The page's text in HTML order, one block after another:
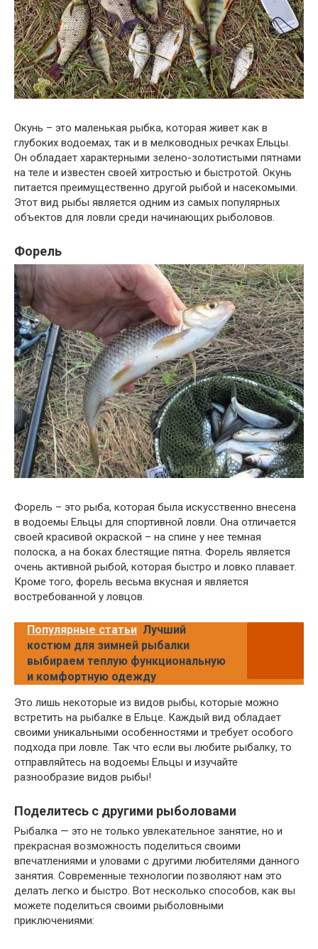
Окунь – это маленькая рыбка, которая живет как в
глубоких водоемах, так и в мелководных речках Ельцы.
Он обладает характерными зелено-золотистыми пятнами
на теле и известен своей хитростью и быстротой. Окунь
питается преимущественно другой рыбой и насекомыми.
Этот вид рыбы является одним из самых популярных
объектов для ловли среди начинающих рыболовов.
Форель
Форель – это рыба, которая была искусственно внесена
в водоемы Ельцы для спортивной ловли. Она отличается
своей красивой окраской – на спине у нее темная
полоска, а на боках блестящие пятна. Форель является
очень активной рыбой, которая быстро и ловко плавает.
Кроме того, форель весьма вкусная и является
востребованной у ловцов.
Популярные статьи Лучший
костюм для зимней рыбалки
выбираем теплую функциональную
и комфортную одежду
Это лишь некоторые из видов рыбы, которые можно
встретить на рыбалке в Ельце. Каждый вид обладает
своими уникальными особенностями и требует особого
подхода при ловле. Так что если вы любите рыбалку, то
отправляйтесь на водоемы Ельцы и изучайте
разнообразие видов рыбы!
Поделитесь с другими рыболовами
Рыбалка — это не только увлекательное занятие, но и
прекрасная возможность поделиться своими
впечатлениями и уловами с другими любителями данного
занятия. Современные технологии позволяют нам это
делать легко и быстро. Вот несколько способов, как вы
можете поделиться своими рыболовными
приключениями: